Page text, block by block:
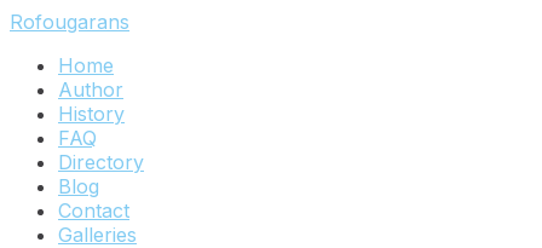
Skip
content
Skip
main
navigation
Skip
footer
Rofougarans
Home
Author
History
FAQ
Directory
Blog
Contact
Galleries